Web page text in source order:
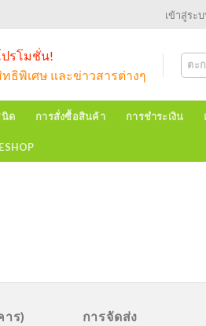
เข้าสู่ระ
รโมชั่น!
ทธิพิเศษ และข่าวสารต่างๆ
ตะ
นิด การสั่งซื้อสินค้า การชำระเงิน
าร) การจัดส่ง